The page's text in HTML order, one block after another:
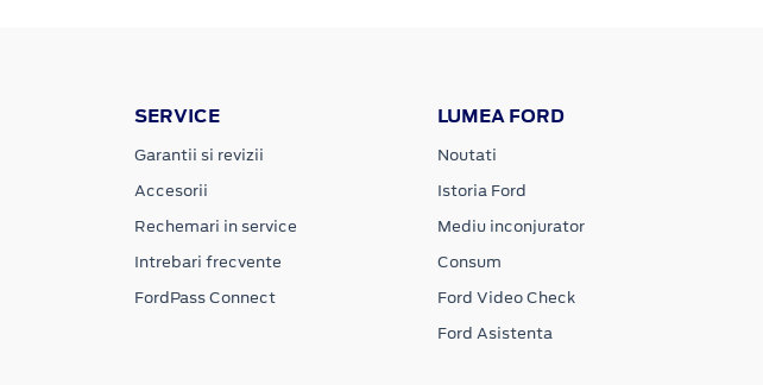
SERVICE
Garantii si revizii
Accesorii
Rechemari in service
Intrebari frecvente
FordPass Connect
LUMEA FORD
Noutati
Istoria Ford
Mediu inconjurator
Consum
Ford Video Check
Ford Asistenta